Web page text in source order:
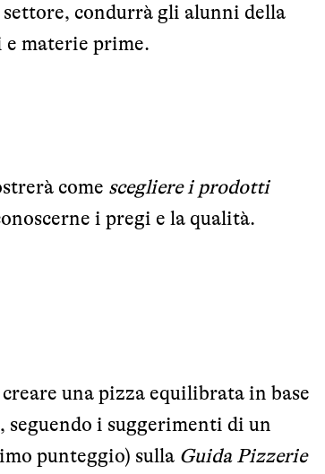
condurrà gli alunni della
materie prime.
come scegliere i prodotti
i pregi e la qualità.
una pizza equilibrata in base
seguendo i suggerimenti di un
punteggio) sulla Guida Pizzerie